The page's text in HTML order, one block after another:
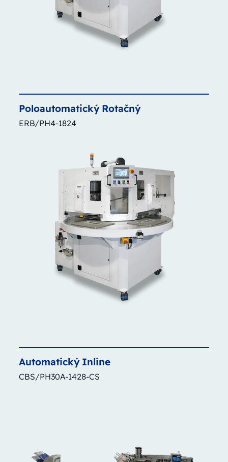
Poloautomatický Rotačný
ERB/PH4-1824
Automatický Inline
CBS/PH30A-1428-CS